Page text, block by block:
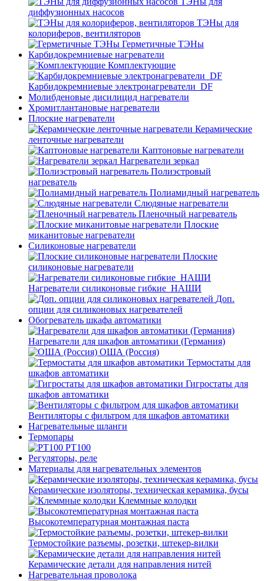
диффузионных насосов
ТЭНы для
колориферов, вентиляторов
Герметичные ТЭНы
Карбидокремниевые нагреватели
Комплектующие
Карбидокремниевые электронагреватели_DF
Молибденовые дисилицид нагреватели
Хромитлантановые нагреватели
Плоские нагреватели
Керамические
ленточные нагреватели
Каптоновые нагреватели
Нагреватели зеркал
Полиэстровый
нагреватель
Полиамидный нагреватель
Слюдяные нагреватели
Пленочный нагреватель
Плоские
миканитовые нагреватели
Силиконовые нагреватели
Плоские
силиконовые нагреватели
Нагреватели силиконовые гибкие_НАШИ
Доп.
опции для силиконовых нагревателей
Обогреватель шкафа автоматики
Нагреватели для шкафов автоматики (Германия)
ОША (Россия)
Термостаты для
шкафов автоматики
Гигростаты для
шкафов автоматики
Вентиляторы с фильтром для шкафов автоматики
Нагревательные шланги
Термопары
PT100
Регуляторы, реле
Материалы для нагревательных элементов
Керамические изоляторы, техническая керамика, бусы
Клеммные колодки
Высокотемпературная монтажная паста
Термостойкие разъемы, розетки, штекер-вилки
Керамические детали для направления нитей
Нагревательная проволока